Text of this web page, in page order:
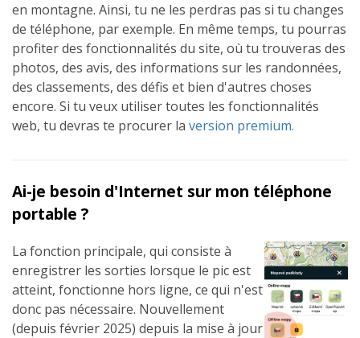
en montagne. Ainsi, tu ne les perdras pas si tu changes
de téléphone, par exemple. En même temps, tu pourras
profiter des fonctionnalités du site, où tu trouveras des
photos, des avis, des informations sur les randonnées,
des classements, des défis et bien d'autres choses
encore. Si tu veux utiliser toutes les fonctionnalités
web, tu devras te procurer la version premium.
Ai-je besoin d'Internet sur mon téléphone
portable ?
La fonction principale, qui consiste à
enregistrer les sorties lorsque le pic est
atteint, fonctionne hors ligne, ce qui n'est
donc pas nécessaire. Nouvellement
(depuis février 2025) depuis la mise à jour